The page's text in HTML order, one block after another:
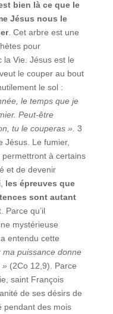
bien là ce que le
Jésus nous le
. Cet arbre est une
pour
la Vie. Jésus est le
le couper au bout
le sol :
le temps que je
Peut-être
tu le couperas ». 3
Jésus. Le fumier,
permettront à certains
et de devenir
les épreuves que
sont autant
. Parce qu’il
mystérieuse
entendu cette
puissance donne
» (2Co 12,9). Parce
saint François
de ses désirs de
pendant des mois